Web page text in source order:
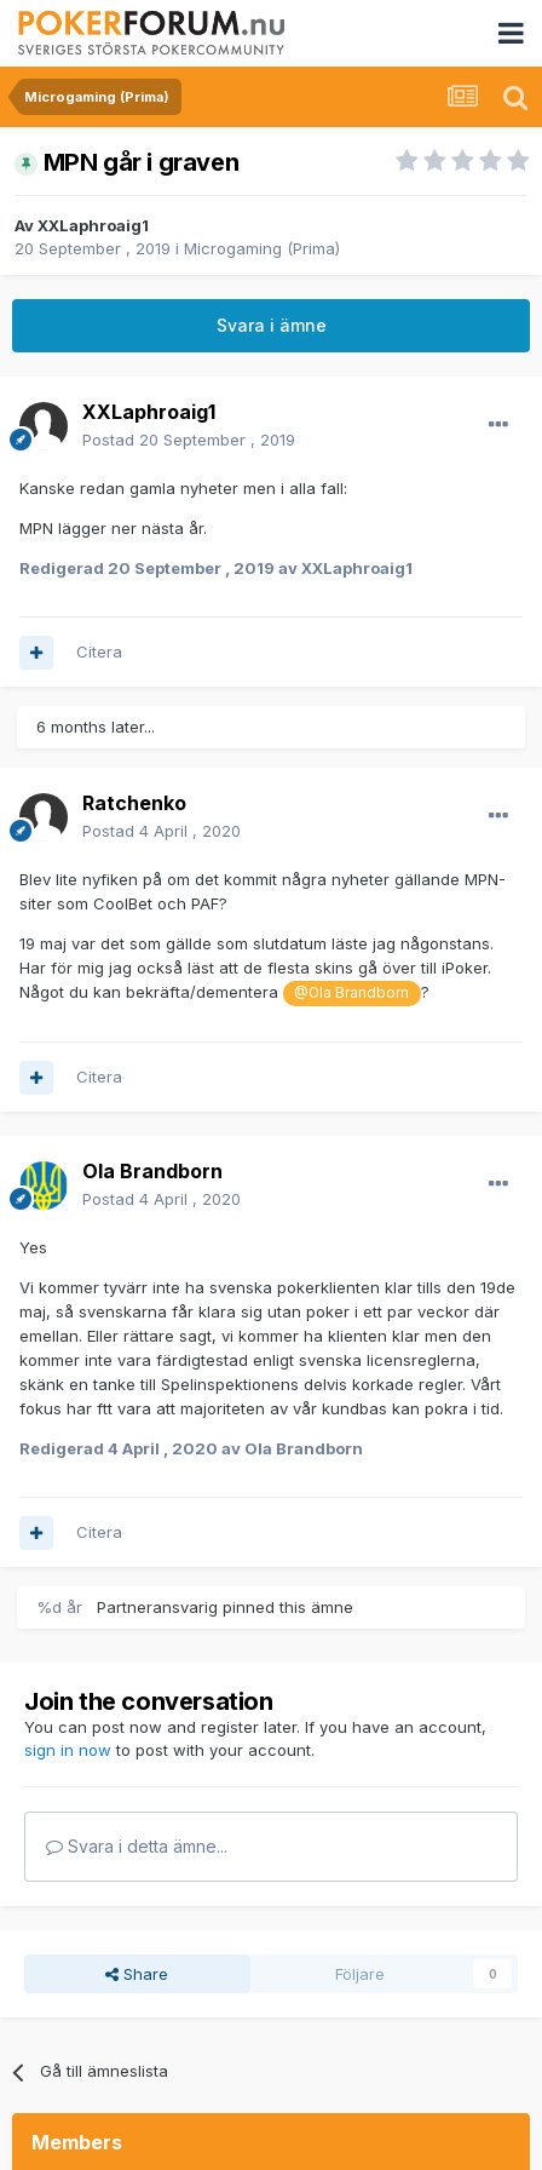
Microgaming (Prima)
MPN går i graven
AvXXLaphroaig1
20 September , 2019 i Microgaming (Prima)
Svara i ämne
XXLaphroaig1
Postad 20 September , 2019
Kanske redan gamla nyheter men i alla fall:
MPN lägger ner nästa år.
Redigerad 20 September , 2019 av XXLaphroaig1
Citera
6 months later...
Ratchenko
Postad 4 April , 2020
Blev lite nyfiken på om det kommit några nyheter gällande MPN-
siter som CoolBet och PAF?
19 maj var det som gällde som slutdatum läste jag någonstans.
Har för mig jag också läst att de flesta skins gå över till iPoker.
Något du kan bekräfta/dementera
@Ola Brandborn ?
Citera
Ola Brandborn
Postad 4 April , 2020
Yes
Vi kommer tyvärr inte ha svenska pokerklienten klar tills den 19de
maj, så svenskarna får klara sig utan poker i ett par veckor där
emellan. Eller rättare sagt, vi kommer ha klienten klar men den
kommer inte vara färdigtestad enligt svenska licensreglerna,
skänk en tanke till Spelinspektionens delvis korkade regler. Vårt
fokus har ftt vara att majoriteten av vår kundbas kan pokra i tid.
Redigerad 4 April , 2020 av Ola Brandborn
Citera
%d år Partneransvarig pinned this ämne
Join the conversation
You can post now and register later. If you have an account,
sign in now to post with your account.
Svara i detta ämne...
Share Följare 0
Gå till ämneslista
Members